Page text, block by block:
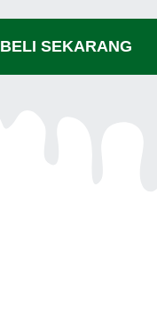
BELI SEKARANG